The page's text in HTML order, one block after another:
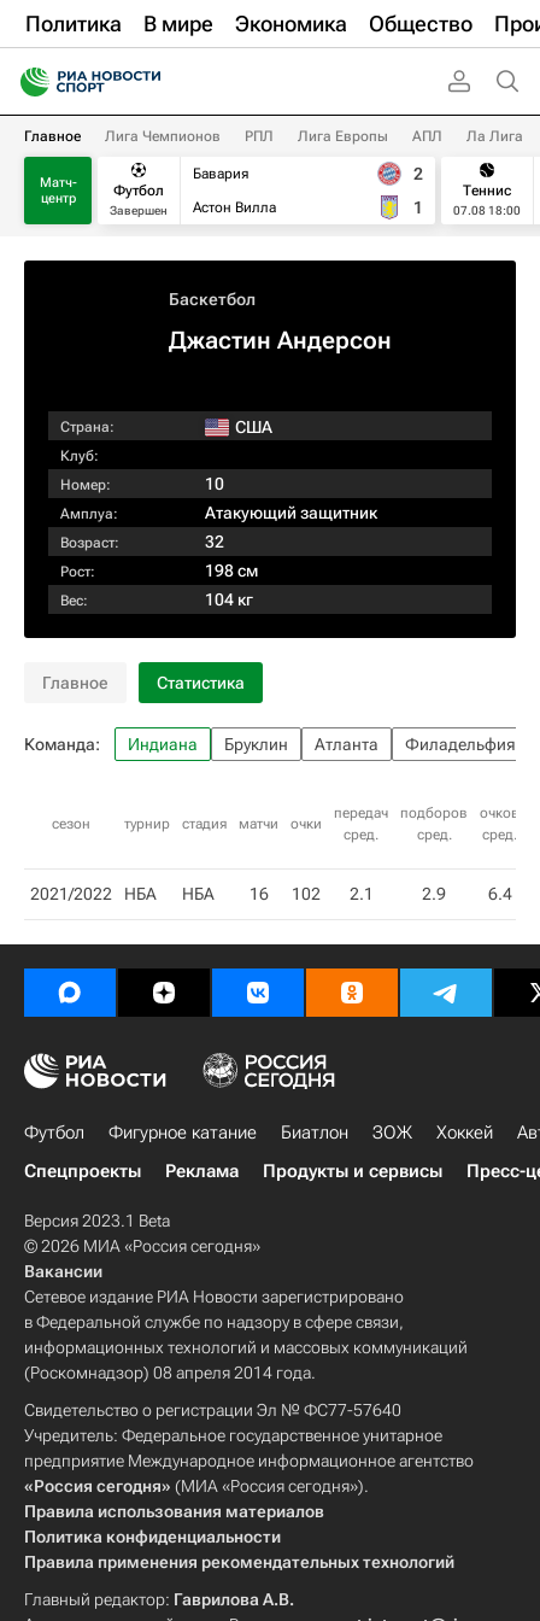
Политика В мире Экономика Общество
Главное Лига Чемпионов РПЛ Лига Европы АПЛ Ла Лига
Матч-
центр
Футбол
Завершен
Бавария
Астон Вилла
2
1
Теннис
07.08 18:00
Баскетбол
Джастин Андерсон
Страна: США
Клуб:
Номер:
10
Амплуа: Атакующий защитник
Возраст: 32
Рост: 198 см
Вес: 104 кг
Главное Статистика
Команда: Индиана Бруклин Атланта Филадельфия
сезон турнир стадия матчи очки
передач
сред.
подборов
сред.
очков
сред.
2021/2022 НБА НБА 16 102 2.1 2.9 6.4
Футбол Фигурное катание Биатлон ЗОЖ Хоккей
Спецпроекты
Реклама Продукты и сервисы Пресс-
Версия 2023.1 Beta
© 2026 МИА «Россия сегодня»
Вакансии
Сетевое издание РИА Новости зарегистрировано
в Федеральной службе по надзору в сфере связи,
информационных технологий и массовых коммуникаций
(Роскомнадзор) 08 апреля 2014 года.
Свидетельство о регистрации Эл № ФС77-57640
Учредитель: Федеральное государственное унитарное
предприятие Международное информационное агентство
«Россия сегодня» (МИА «Россия сегодня»).
Правила использования материалов
Политика конфиденциальности
Правила применения рекомендательных технологий
Главный редактор: Гаврилова А.В.